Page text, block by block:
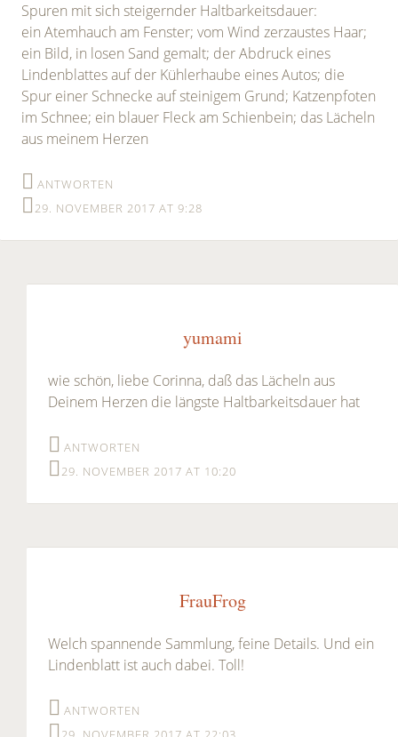
Spuren mit sich steigernder Haltbarkeitsdauer:
ein Atemhauch am Fenster; vom Wind zerzaustes Haar;
ein Bild, in losen Sand gemalt; der Abdruck eines
Lindenblattes auf der Kühlerhaube eines Autos; die
Spur einer Schnecke auf steinigem Grund; Katzenpfoten
im Schnee; ein blauer Fleck am Schienbein; das Lächeln
aus meinem Herzen
ANTWORTEN
29. NOVEMBER 2017 AT 9:28
yumami
wie schön, liebe Corinna, daß das Lächeln aus
Deinem Herzen die längste Haltbarkeitsdauer hat
ANTWORTEN
29. NOVEMBER 2017 AT 10:20
FrauFrog
Welch spannende Sammlung, feine Details. Und ein
Lindenblatt ist auch dabei. Toll!
ANTWORTEN